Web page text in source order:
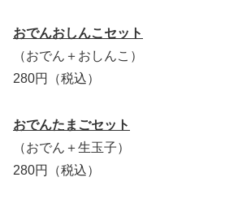
おでんおしんこセット
（おでん＋おしんこ）
280円（税込）
おでんたまごセット
（おでん＋生玉子）
280円（税込）